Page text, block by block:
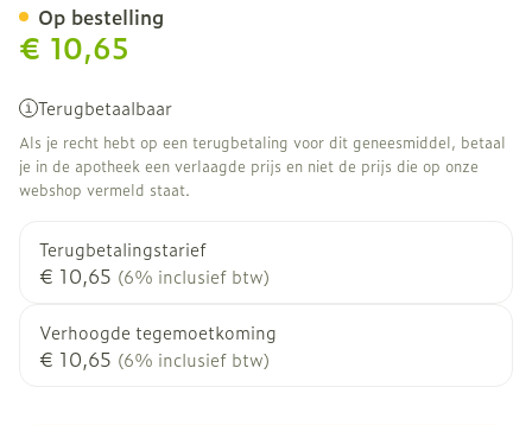
€ 10,65
Terugbetaalbaar
Als je recht hebt op een terugbetaling voor dit geneesmiddel, betaal
je in de apotheek een verlaagde prijs en niet de prijs die op onze
webshop vermeld staat.
Terugbetalingstarief
€ 10,65 (6% inclusief btw)
Verhoogde tegemoetkoming
€ 10,65 (6% inclusief btw)
Op bestelling